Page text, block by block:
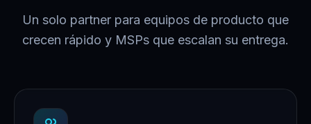
Un solo partner para equipos de producto que
crecen rápido y MSPs que escalan su entrega.